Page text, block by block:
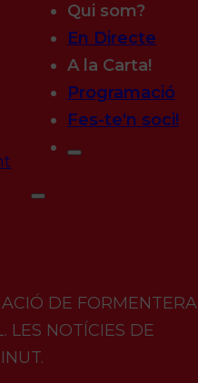
Qui som?
En Directe
A la Carta!
Programació
Fes-te'n soci!
DE FORMENTERA
LES NOTÍCIES DE